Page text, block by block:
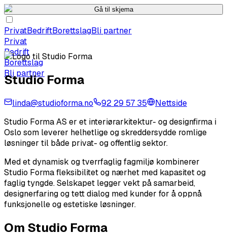
Gå til skjema
PrivatBedriftBorettslagBli partner
Privat
Bedrift
Borettslag
Bli partner
Studio Forma
linda@studioforma.no 92 29 57 35
Nettside
Studio Forma AS er et interiørarkitektur- og designfirma i
Oslo som leverer helhetlige og skreddersydde romlige
løsninger til både privat- og offentlig sektor.
Med et dynamisk og tverrfaglig fagmiljø kombinerer
Studio Forma fleksibilitet og nærhet med kapasitet og
faglig tyngde. Selskapet legger vekt på samarbeid,
designerfaring og tett dialog med kunder for å oppnå
funksjonelle og estetiske løsninger.
Om Studio Forma